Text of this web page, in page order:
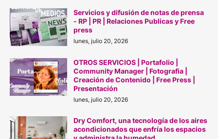
Servicios y difusión de notas de prensa
- RP | PR | Relaciones Publicas y Free
press
lunes, julio 20, 2026
OTROS SERVICIOS | Portafolio |
Community Manager | Fotografia |
Creación de Contenido | Free Press |
Presentación
lunes, julio 20, 2026
Dry Comfort, una tecnología de los aires
acondicionados que enfría los espacios